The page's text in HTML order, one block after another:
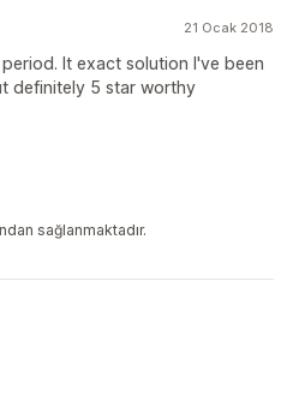
21 Ocak 2018
It exact solution I've been
definitely 5 star worthy
sağlanmaktadır.